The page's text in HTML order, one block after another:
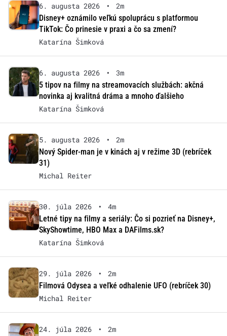
6. augusta 2026 •
2m
Disney+ oznámilo veľkú spoluprácu s platformou
TikTok: Čo prinesie v praxi a čo sa zmení?
Katarína Šimková
6. augusta 2026 •
3m
5 tipov na filmy na streamovacích službách: akčná
novinka aj kvalitná dráma a mnoho ďalšieho
Katarína Šimková
5. augusta 2026 •
2m
Nový Spider-man je v kinách aj v režime 3D (rebríček
31)
Michal Reiter
30. júla 2026 •
4m
Letné tipy na filmy a seriály: Čo si pozrieť na Disney+,
SkyShowtime, HBO Max a DAFilms.sk?
Katarína Šimková
29. júla 2026 •
2m
Filmová Odysea a veľké odhalenie UFO (rebríček 30)
Michal Reiter
24. júla 2026 •
2m